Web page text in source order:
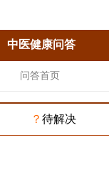
中医健康问答
问答首页
？ 待解决